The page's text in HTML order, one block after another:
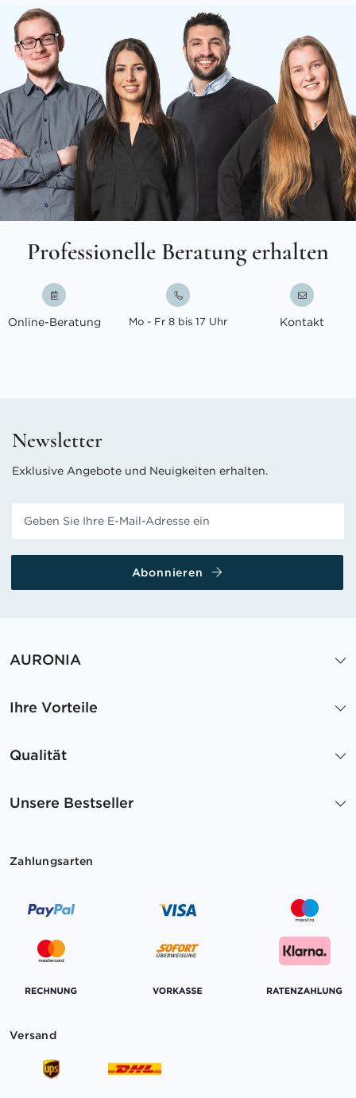
Professionelle Beratung erhalten
Online-Beratung Mo - Fr 8 bis 17 Uhr Kontakt
Newsletter
Exklusive Angebote und Neuigkeiten erhalten.
Abonnieren
AURONIA
Ihre Vorteile
Qualität
Unsere Bestseller
Zahlungsarten
Versand